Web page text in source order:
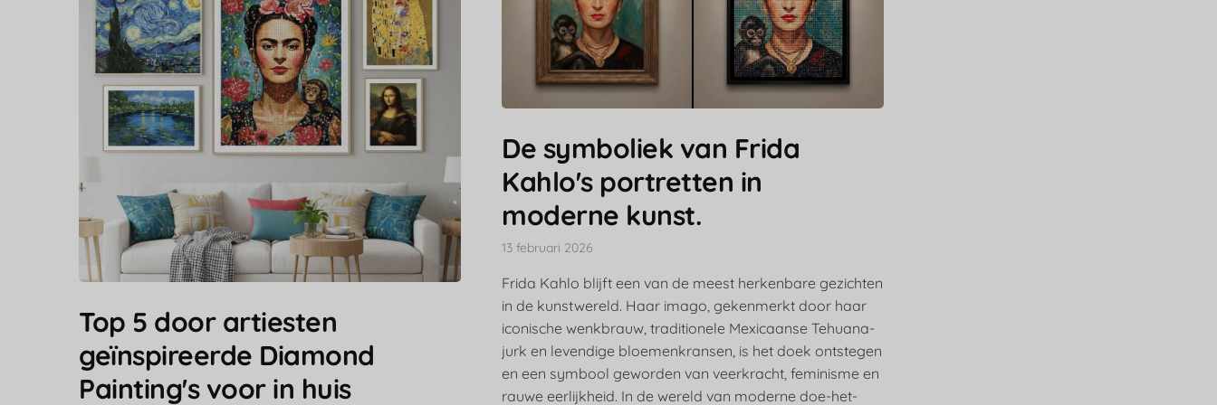
Top 5 door artiesten
geïnspireerde Diamond
Painting's voor in huis
De symboliek van Frida
Kahlo's portretten in
moderne kunst.
13 februari 2026
Frida Kahlo blijft een van de meest herkenbare gezichten
in de kunstwereld. Haar imago, gekenmerkt door haar
iconische wenkbrauw, traditionele Mexicaanse Tehuana-
jurk en levendige bloemenkransen, is het doek ontstegen
en een symbool geworden van veerkracht, feminisme en
rauwe eerlijkheid. In de wereld van moderne doe-het-